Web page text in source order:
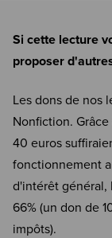
Si cette lecture
proposer
Les dons de nos
Nonfiction.
40 euros
fonctionnement
d'intérêt général,
66% (un don de
impôts).